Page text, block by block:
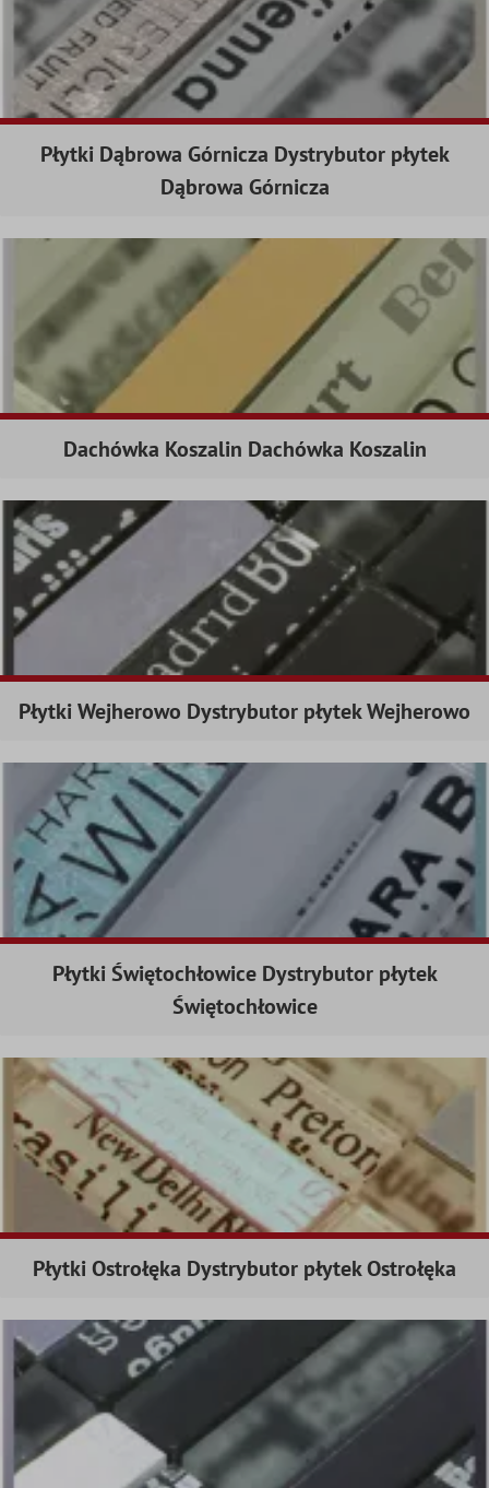
Płytki Dąbrowa Górnicza Dystrybutor płytek
Dąbrowa Górnicza
Dachówka Koszalin Dachówka Koszalin
Płytki Wejherowo Dystrybutor płytek Wejherowo
Płytki Świętochłowice Dystrybutor płytek
Świętochłowice
Płytki Ostrołęka Dystrybutor płytek Ostrołęka